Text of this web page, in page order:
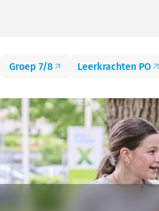
Groep 7/8 Leerkrachten PO